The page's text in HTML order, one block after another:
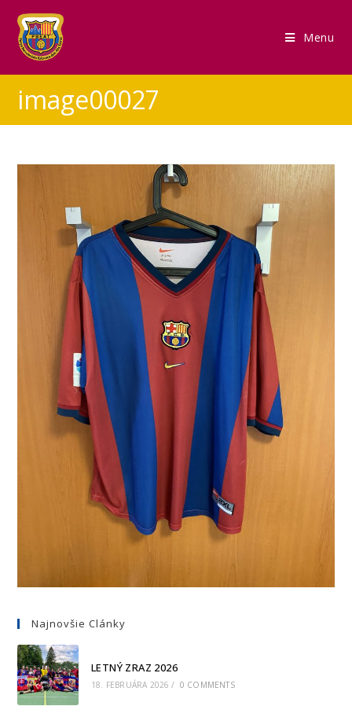
Menu
image00027
Najnovšie Clánky
LETNÝ ZRAZ 2026
18. FEBRUÁRA 2026 / 0 COMMENTS